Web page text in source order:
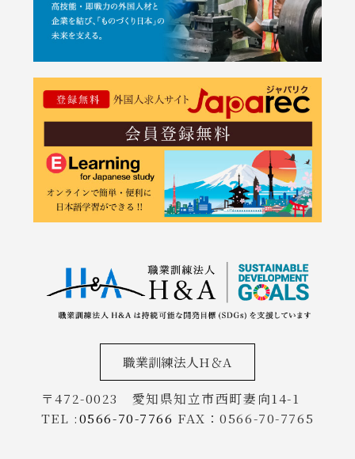
職業訓練法人H＆A
〒472-0023 愛知県知立市西町妻向14-1
TEL :0566-70-7766 FAX：0566-70-7765